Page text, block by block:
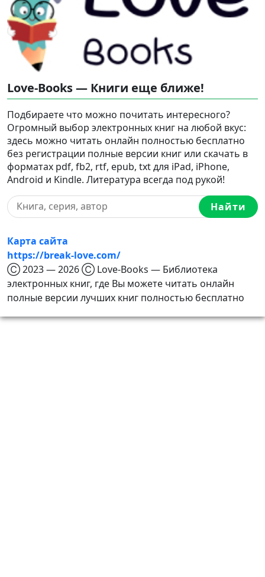
Love-Books — Книги еще ближе!
Подбираете что можно почитать интересного?
Огромный выбор электронных книг на любой вкус:
здесь можно читать онлайн полностью бесплатно
без регистрации полные версии книг или скачать в
форматах pdf, fb2, rtf, epub, txt для iPad, iPhone,
Android и Kindle. Литература всегда под рукой!
Найти
Карта сайта
https://break-love.com/
Ⓒ 2023 — 2026 Ⓒ Love-Books — Библиотека
электронных книг, где Вы можете читать онлайн
полные версии лучших книг полностью бесплатно